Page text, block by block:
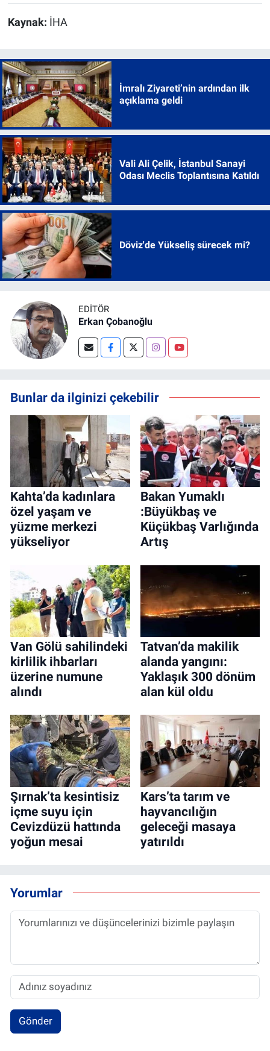
Kaynak: İHA
İmralı Ziyareti’nin ardından ilk
açıklama geldi
Vali Ali Çelik, İstanbul Sanayi
Odası Meclis Toplantısına Katıldı
Döviz'de Yükseliş sürecek mi?
EDITÖR
Erkan Çobanoğlu
Bunlar da ilginizi çekebilir
Kahta’da kadınlara
özel yaşam ve
yüzme merkezi
yükseliyor
Bakan Yumaklı
:Büyükbaş ve
Küçükbaş Varlığında
Artış
Van Gölü sahilindeki
kirlilik ihbarları
üzerine numune
alındı
Tatvan’da makilik
alanda yangını:
Yaklaşık 300 dönüm
alan kül oldu
Şırnak’ta kesintisiz
içme suyu için
Cevizdüzü hattında
yoğun mesai
Kars’ta tarım ve
hayvancılığın
geleceği masaya
yatırıldı
Yorumlar
Gönder